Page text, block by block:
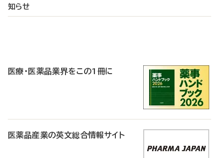
知らせ
医療・医薬品業界をこの1冊に
医薬品産業の英文総合情報サイト